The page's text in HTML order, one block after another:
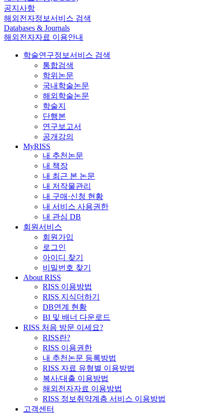
공지사항
해외전자정보서비스 검색
Databases & Journals
해외전자자료 이용안내
학술연구정보서비스 검색
통합검색
학위논문
국내학술논문
해외학술논문
학술지
단행본
연구보고서
공개강의
MyRISS
내 추천논문
내 책장
내 최근 본 논문
내 저작물관리
내 구매·신청 현황
내 서비스 사용권한
내 관심 DB
회원서비스
회원가입
로그인
아이디 찾기
비밀번호 찾기
About RISS
RISS 이용방법
RISS 지식더하기
DB연계 현황
BI 및 배너 다운로드
RISS 처음 방문 이세요?
RISS란?
RISS 이용권한
내 추천논문 등록방법
RISS 자료 유형별 이용방법
복사/대출 이용방법
해외전자자료 이용방법
RISS 정보취약계층 서비스 이용방법
고객센터